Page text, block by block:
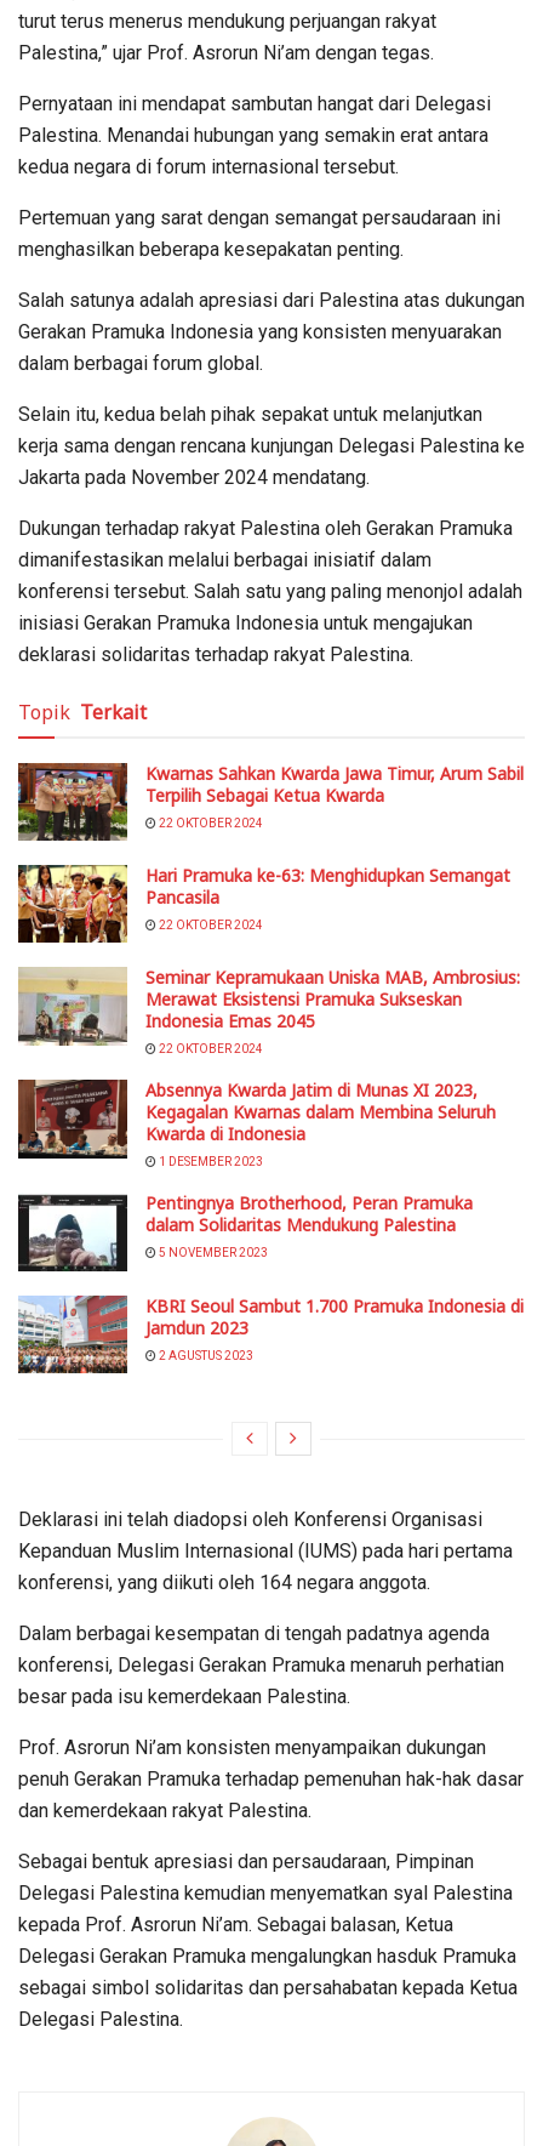
turut terus menerus mendukung perjuangan rakyat
Palestina,” ujar Prof. Asrorun Ni’am dengan tegas.
Pernyataan ini mendapat sambutan hangat dari Delegasi
Palestina. Menandai hubungan yang semakin erat antara
kedua negara di forum internasional tersebut.
Pertemuan yang sarat dengan semangat persaudaraan ini
menghasilkan beberapa kesepakatan penting.
Salah satunya adalah apresiasi dari Palestina atas dukungan
Gerakan Pramuka Indonesia yang konsisten menyuarakan
dalam berbagai forum global.
Selain itu, kedua belah pihak sepakat untuk melanjutkan
kerja sama dengan rencana kunjungan Delegasi Palestina ke
Jakarta pada November 2024 mendatang.
Dukungan terhadap rakyat Palestina oleh Gerakan Pramuka
dimanifestasikan melalui berbagai inisiatif dalam
konferensi tersebut. Salah satu yang paling menonjol adalah
inisiasi Gerakan Pramuka Indonesia untuk mengajukan
deklarasi solidaritas terhadap rakyat Palestina.
Topik Terkait
Kwarnas Sahkan Kwarda Jawa Timur, Arum Sabil
Terpilih Sebagai Ketua Kwarda
22 OKTOBER 2024
Hari Pramuka ke-63: Menghidupkan Semangat
Pancasila
22 OKTOBER 2024
Seminar Kepramukaan Uniska MAB, Ambrosius:
Merawat Eksistensi Pramuka Sukseskan
Indonesia Emas 2045
22 OKTOBER 2024
Absennya Kwarda Jatim di Munas XI 2023,
Kegagalan Kwarnas dalam Membina Seluruh
Kwarda di Indonesia
1 DESEMBER 2023
Pentingnya Brotherhood, Peran Pramuka
dalam Solidaritas Mendukung Palestina
5 NOVEMBER 2023
KBRI Seoul Sambut 1.700 Pramuka Indonesia di
Jamdun 2023
2 AGUSTUS 2023
Deklarasi ini telah diadopsi oleh Konferensi Organisasi
Kepanduan Muslim Internasional (IUMS) pada hari pertama
konferensi, yang diikuti oleh 164 negara anggota.
Dalam berbagai kesempatan di tengah padatnya agenda
konferensi, Delegasi Gerakan Pramuka menaruh perhatian
besar pada isu kemerdekaan Palestina.
Prof. Asrorun Ni’am konsisten menyampaikan dukungan
penuh Gerakan Pramuka terhadap pemenuhan hak-hak dasar
dan kemerdekaan rakyat Palestina.
Sebagai bentuk apresiasi dan persaudaraan, Pimpinan
Delegasi Palestina kemudian menyematkan syal Palestina
kepada Prof. Asrorun Ni’am. Sebagai balasan, Ketua
Delegasi Gerakan Pramuka mengalungkan hasduk Pramuka
sebagai simbol solidaritas dan persahabatan kepada Ketua
Delegasi Palestina.